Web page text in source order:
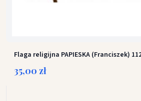
Flaga religijna PAPIESKA (Franciszek)
35,00 zł